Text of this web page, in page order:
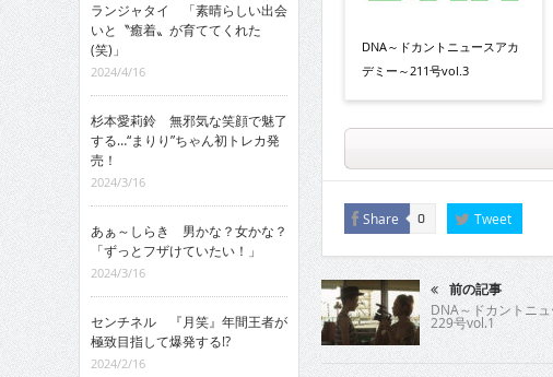
DNA～ドカントニュースアカ
デミー～211号vol.3
Share 0 Tweet
前の記事
DNA～ドカントニ
229号vol.1
ランジャタイ 「素晴らしい出会
いと〝癒着〟が育ててくれた
(笑)」
2024/4/16
杉本愛莉鈴 無邪気な笑顔で魅了
する…“まりり”ちゃん初トレカ発
売！
2024/3/16
あぁ～しらき 男かな？女かな？
「ずっとフザけていたい！」
2024/3/16
センチネル 『月笑』年間王者が
極致目指して爆発する!?
2024/2/16